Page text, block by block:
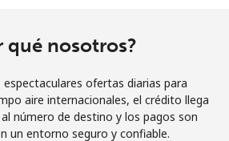
qué nosotros?
ofertas diarias para
aire internacionales, el crédito llega
número de destino y los pagos son
un entorno seguro y confiable.